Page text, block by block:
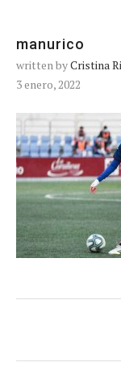
manurico
written byCristina
3 enero, 2022